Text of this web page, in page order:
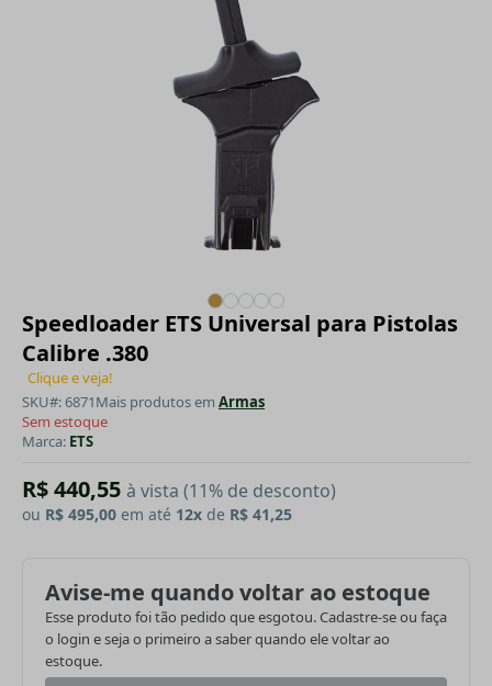
Speedloader ETS Universal para Pistolas
Calibre .380
Clique e veja!
SKU#: 6871Mais produtos em Armas
Sem estoque
Marca: ETS
R$ 440,55 à vista (11% de desconto)
ou R$ 495,00 em até 12x de R$ 41,25
Avise-me quando voltar ao estoque
Esse produto foi tão pedido que esgotou. Cadastre-se ou faça
o login e seja o primeiro a saber quando ele voltar ao
estoque.